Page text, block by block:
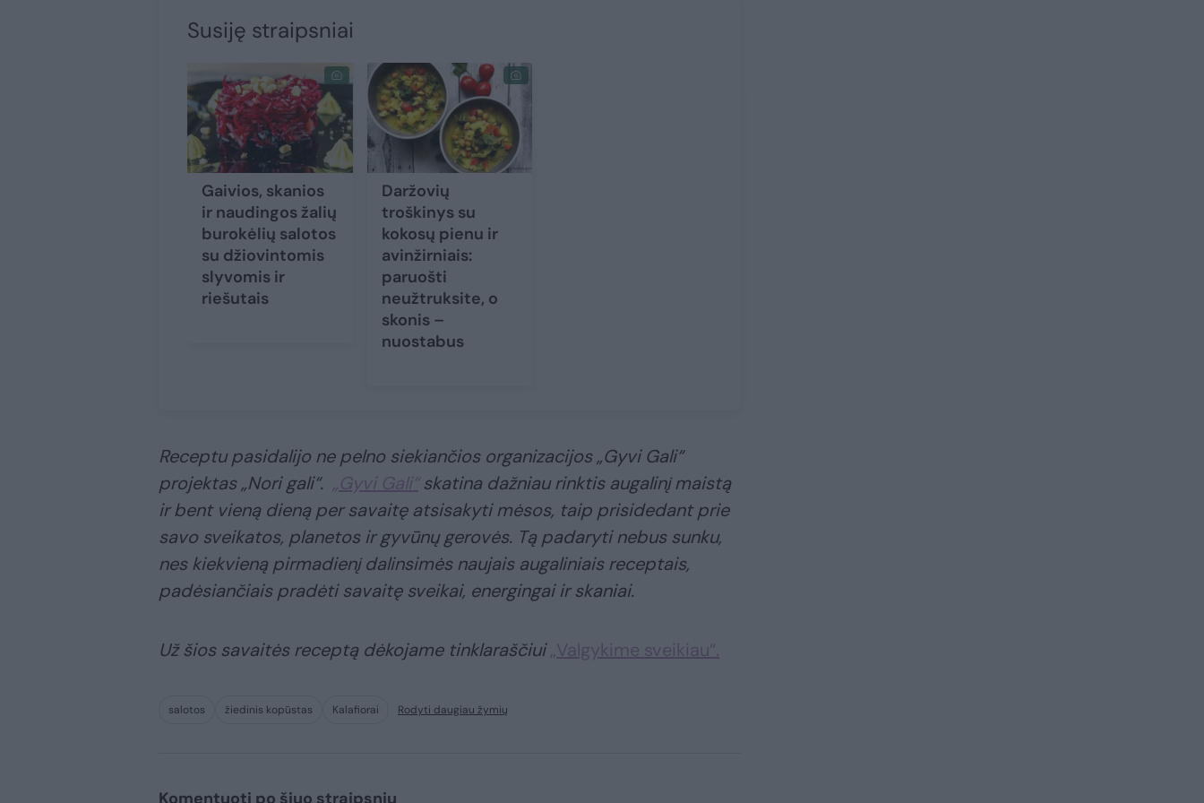
Susiję straipsniai
Gaivios, skanios
ir naudingos žalių
burokėlių salotos
su džiovintomis
slyvomis ir
riešutais
Daržovių
troškinys su
kokosų pienu ir
avinžirniais:
paruošti
neužtruksite, o
skonis –
nuostabus
Receptu pasidalijo ne pelno siekiančios organizacijos „Gyvi Gali“
projektas „Nori gali“. „Gyvi Gali“skatina dažniau rinktis augalinį maistą
ir bent vieną dieną per savaitę atsisakyti mėsos, taip prisidedant prie
savo sveikatos, planetos ir gyvūnų gerovės. Tą padaryti nebus sunku,
nes kiekvieną pirmadienį dalinsimės naujais augaliniais receptais,
padėsiančiais pradėti savaitę sveikai, energingai ir skaniai.
Už šios savaitės receptą dėkojame tinklaraščiui „Valgykime sveikiau“.
salotos žiedinis kopūstas Kalafiorai Rodyti daugiau žymių